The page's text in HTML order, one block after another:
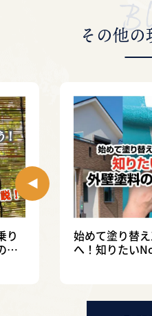
その他
り
効
始めて塗り替
へ！知りたい